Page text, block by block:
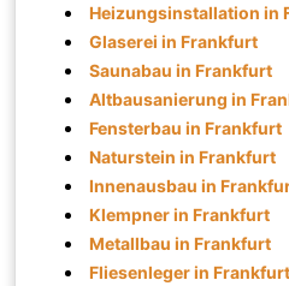
Heizungsinstallation in
Glaserei in Frankfurt
Saunabau in Frankfurt
Altbausanierung in
Fensterbau in Frankfurt
Naturstein in Frankfurt
Innenausbau in
Klempner in Frankfurt
Metallbau in Frankfurt
Fliesenleger in Frankfurt